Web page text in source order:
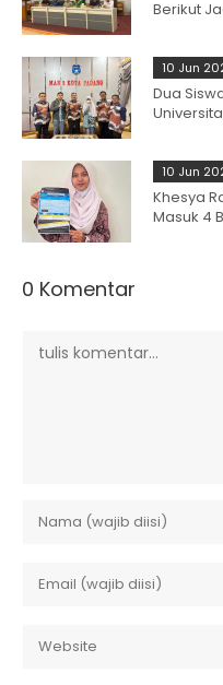
Berikut
10 Jun
Dua
10 Jun
Khesya
Masuk 4
0 Komentar